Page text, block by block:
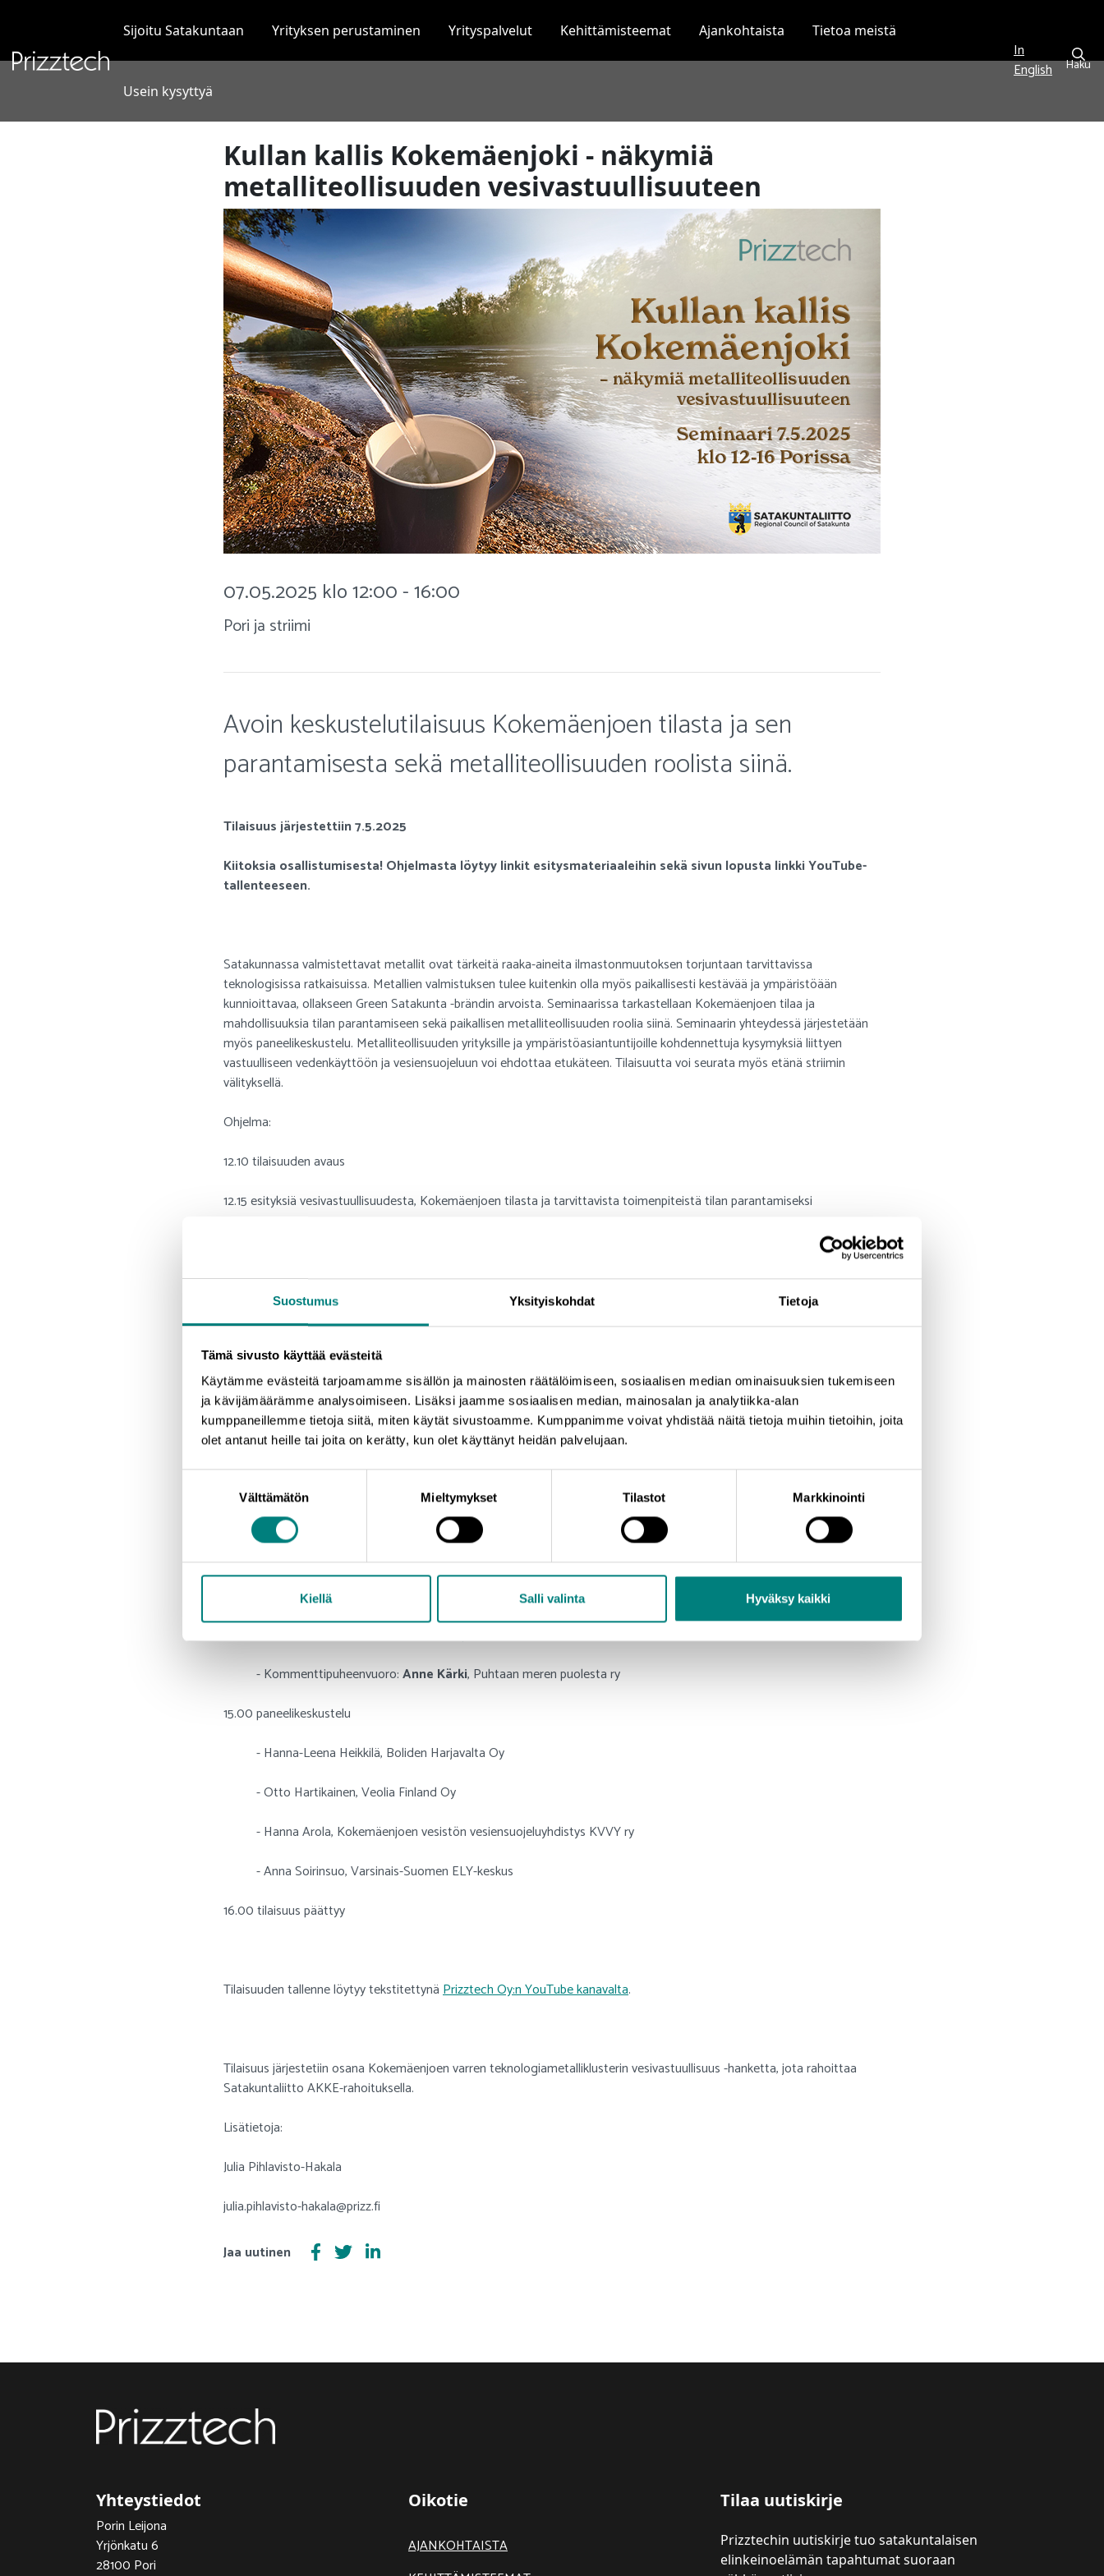
Suostumus Yksityiskohdat Tietoja
Tämä sivusto käyttää evästeitä
Käytämme evästeitä tarjoamamme sisällön ja mainosten räätälöimiseen, sosiaalisen median ominaisuuksien tukemiseen
ja kävijämäärämme analysoimiseen. Lisäksi jaamme sosiaalisen median, mainosalan ja analytiikka-alan
kumppaneillemme tietoja siitä, miten käytät sivustoamme. Kumppanimme voivat yhdistää näitä tietoja muihin tietoihin, joita
olet antanut heille tai joita on kerätty, kun olet käyttänyt heidän palvelujaan.
Välttämätön Mieltymykset Tilastot Markkinointi
Kiellä Salli valinta Hyväksy kaikki
Sijoitu Satakuntaan Yrityksen perustaminen Yrityspalvelut Kehittämisteemat Ajankohtaista Tietoa meistä
Usein kysyttyä
In
English
Haku
Kullan kallis Kokemäenjoki - näkymiä
metalliteollisuuden vesivastuullisuuteen
07.05.2025 klo 12:00 - 16:00
Pori ja striimi
Avoin keskustelutilaisuus Kokemäenjoen tilasta ja sen
parantamisesta sekä metalliteollisuuden roolista siinä.
Tilaisuus järjestettiin 7.5.2025
Kiitoksia osallistumisesta! Ohjelmasta löytyy linkit esitysmateriaaleihin sekä sivun lopusta linkki YouTube-
tallenteeseen.
Satakunnassa valmistettavat metallit ovat tärkeitä raaka-aineita ilmastonmuutoksen torjuntaan tarvittavissa
teknologisissa ratkaisuissa. Metallien valmistuksen tulee kuitenkin olla myös paikallisesti kestävää ja ympäristöään
kunnioittavaa, ollakseen Green Satakunta -brändin arvoista. Seminaarissa tarkastellaan Kokemäenjoen tilaa ja
mahdollisuuksia tilan parantamiseen sekä paikallisen metalliteollisuuden roolia siinä. Seminaarin yhteydessä järjestetään
myös paneelikeskustelu. Metalliteollisuuden yrityksille ja ympäristöasiantuntijoille kohdennettuja kysymyksiä liittyen
vastuulliseen vedenkäyttöön ja vesiensuojeluun voi ehdottaa etukäteen. Tilaisuutta voi seurata myös etänä striimin
välityksellä.
Ohjelma:
12.10 tilaisuuden avaus
12.15 esityksiä vesivastuullisuudesta, Kokemäenjoen tilasta ja tarvittavista toimenpiteistä tilan parantamiseksi
-Yritysten vesivastuullisuus – mitä sillä tarkoitetaan,Teija Kirkkala, Pyhäjärvi-instituutti
-Kokemäenjoen tila ja vesienhoidon tavoitteiden edistäminen,
- Teollisuuden vesistövaikutusten seuranta osana Kokemäenjoen ja Porin edustan merialueen yhteistarkkailua,
Hanna Arola, Kokemäenjoen vesistön vesiensuojeluyhdistys KVVY ry
-Raskasmetallipitoisuuksien mittaaminen jokivedestä µDOES -menetelmällä,Pekka Suominen, SAMK RoboAI &
Toni Laurila, Sensmet
14.00 esityksiä metalliteollisuuden toimenpiteistä vesiensuojelun edistämiseksi
-Katja Silvanto, Aurubis Finland Oy
Hanna-Leena Heikkilä
-Otto Hartikainen, Veolia Finland Oy
- Kommenttipuheenvuoro:Anne Kärki, Puhtaan meren puolesta ry
15.00 paneelikeskustelu
- Hanna-Leena Heikkilä, Boliden Harjavalta Oy
- Otto Hartikainen, Veolia Finland Oy
- Hanna Arola, Kokemäenjoen vesistön vesiensuojeluyhdistys KVVY ry
- Anna Soirinsuo, Varsinais-Suomen ELY-keskus
16.00 tilaisuus päättyy
Tilaisuuden tallenne löytyy tekstitettynäPrizztech Oy:n YouTube kanavalta.
Tilaisuus järjestetiin osana Kokemäenjoen varren teknologiametalliklusterin vesivastuullisuus -hanketta, jota rahoittaa
Satakuntaliitto AKKE-rahoituksella.
Lisätietoja:
Julia Pihlavisto-Hakala
julia.pihlavisto-hakala@prizz.fi
Jaa uutinen
Yhteystiedot
Porin Leijona
Yrjönkatu 6
28100 Pori
Oikotie
AJANKOHTAISTA
Tilaa uutiskirje
Prizztechin uutiskirje tuo satakuntalaisen
elinkeinoelämän tapahtumat suoraan